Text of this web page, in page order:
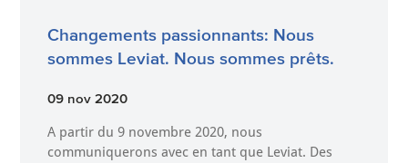
Changements passionnants: Nous
sommes Leviat. Nous sommes prêts.
09 nov 2020
A partir du 9 novembre 2020, nous
communiquerons avec en tant que Leviat. Des